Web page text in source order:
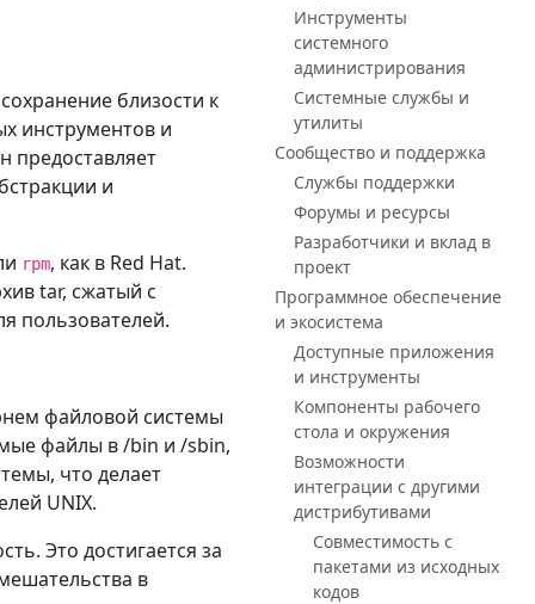
Инструменты
системного
администрирования
Системные службы и
утилиты
Сообщество и поддержка
Службы поддержки
Форумы и ресурсы
Разработчики и вклад в
проект
Программное обеспечение
и экосистема
Доступные приложения
и инструменты
Компоненты рабочего
стола и окружения
Возможности
интеграции с другими
дистрибутивами
Совместимость с
пакетами из исходных
кодов
близости к
инструментов и
предоставляет
и
rpm, как в Red Hat.
tar, сжатый с
пользователей.
файловой системы
файлы в /bin и /sbin,
что делает
UNIX.
Это достигается за
в